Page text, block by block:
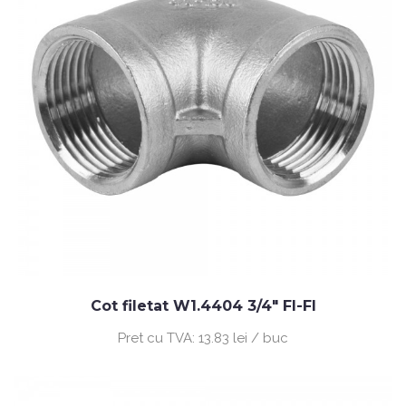
Cot filetat W1.4404 3/4" FI-FI
Pret cu TVA: 13.83 lei / buc